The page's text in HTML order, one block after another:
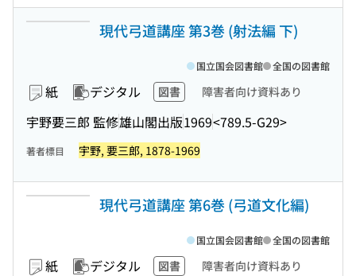
現代弓道講座 第3巻 (射法編 下)
紙 デジタル 図書 障害者向け資料あり
宇野要三郎 監修雄山閣出版1969<789.5-G29>
国立国会図書館 全国の図書館
著者標目 宇野, 要三郎, 1878-1969
現代弓道講座 第6巻 (弓道文化編)
紙 デジタル 図書 障害者向け資料あり
国立国会図書館 全国の図書館